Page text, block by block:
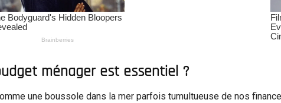
ménager est essentiel ?
une boussole dans la mer parfois tumultueuse de nos